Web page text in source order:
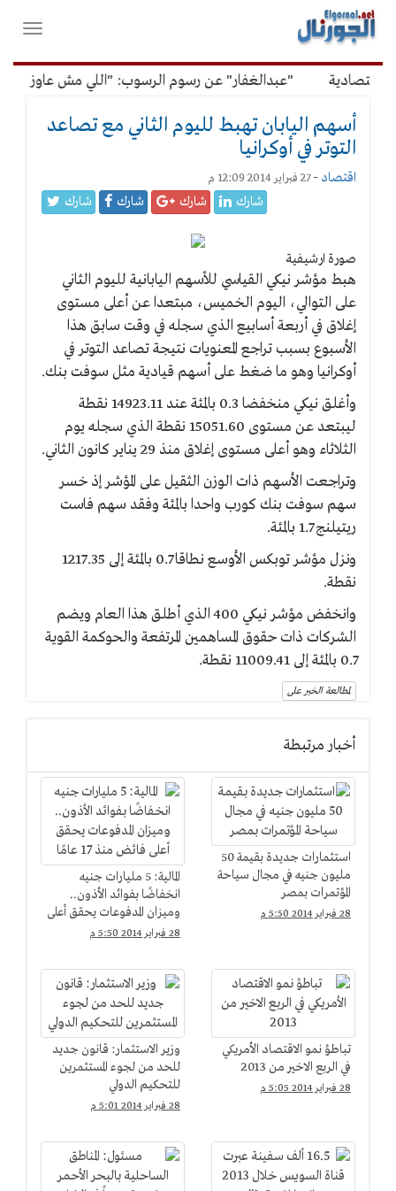
القائمة
الرئيسية
فتح
"عبدالغفار" عن رسوم الرسوب: "اللي مش عاوز
أسهم اليابان تهبط لليوم الثاني مع تصاعد
التوتر في أوكرانيا
اقتصاد -27 فبراير 2014 12:09 م
شارك شارك شارك شارك
صورة ارشيفية
هبط مؤشر نيكي القياسي للأسهم اليابانية لليوم الثاني
على التوالي، اليوم الخميس، مبتعدا عن أعلى مستوى
إغلاق في أربعة أسابيع الذي سجله في وقت سابق هذا
الأسبوع بسبب تراجع المعنويات نتيجة تصاعد التوتر في
أوكرانيا وهو ما ضغط على أسهم قيادية مثل سوفت بنك.
وأغلق نيكي منخفضا 0.3 بالمئة عند 14923.11 نقطة
ليبتعد عن مستوى 15051.60 نقطة الذي سجله يوم
الثلاثاء وهو أعلى مستوى إغلاق منذ 29 يناير كانون الثاني.
وتراجعت الأسهم ذات الوزن الثقيل على المؤشر إذ خسر
سهم سوفت بنك كورب واحدا بالمئة وفقد سهم فاست
ريتيلنج 1.7 بالمئة.
ونزل مؤشر توبكس الأوسع نطاقا 0.7 بالمئة إلى 1217.35
نقطة.
وانخفض مؤشر نيكي 400 الذي أطلق هذا العام ويضم
الشركات ذات حقوق المساهمين المرتفعة والحوكمة القوية
0.7 بالمئة إلى 11009.41 نقطة.
لمطالعة الخبر على
أخبار مرتبطة
استثمارات جديدة بقيمة 50
مليون جنيه في مجال سياحة
المؤتمرات بمصر
28 فبراير 2014 5:50 م
المالية: 5 مليارات جنيه
انخفاضًا بفوائد الأذون..
وميزان المدفوعات يحقق أعلى
فائض منذ 17 عامًا
28 فبراير 2014 5:50 م
تباطؤ نمو الاقتصاد الأمريكي
في الربع الاخير من 2013
28 فبراير 2014 5:05 م
وزير الاستثمار: قانون جديد
للحد من لجوء المستثمرين
للتحكيم الدولي
28 فبراير 2014 5:01 م